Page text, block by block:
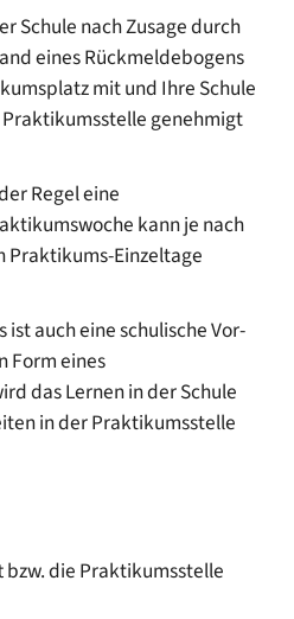
Schule nach Zusage durch
eines Rückmeldebogens
mit und Ihre Schule
genehmigt
Regel eine
kann je nach
Praktikums-Einzeltage
ist auch eine schulische Vor-
Form eines
das Lernen in der Schule
in der Praktikumsstelle
die Praktikumsstelle